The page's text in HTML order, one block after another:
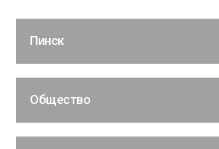
Пинск
Общество